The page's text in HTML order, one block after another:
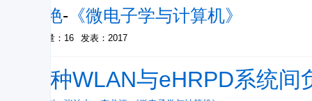
胡艳- 《微电子学与计算机》
被引量：16 发表：2017
一种WLAN与eHRPD系统